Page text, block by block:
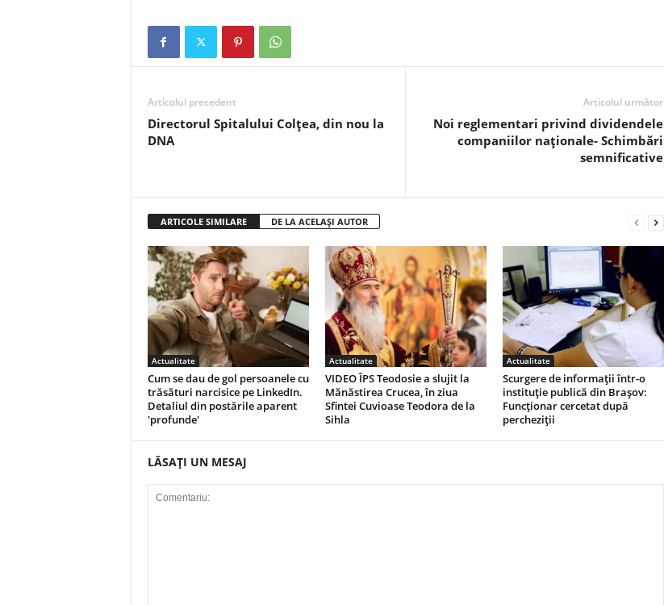
Articolul precedent
Directorul Spitalului Colțea, din nou la
DNA
Articolul următor
Noi reglementari privind dividendele
companiilor naționale- Schimbări
semnificative
ARTICOLE SIMILARE DE LA ACELAȘI AUTOR
Actualitate
Cum se dau de gol persoanele cu
trăsături narcisice pe LinkedIn.
Detaliul din postările aparent
'profunde'
Actualitate
VIDEO ÎPS Teodosie a slujit la
Mănăstirea Crucea, în ziua
Sfintei Cuvioase Teodora de la
Sihla
Actualitate
Scurgere de informații într-o
instituție publică din Brașov:
Funcționar cercetat după
percheziții
LĂSAȚI UN MESAJ